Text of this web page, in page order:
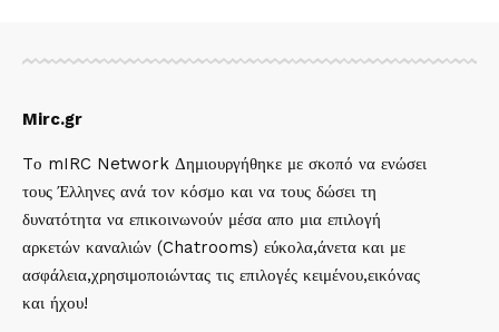
Mirc.gr
Tο mIRC Network Δημιουργήθηκε με σκοπό να ενώσει
τους Έλληνες ανά τον κόσμο και να τους δώσει τη
δυνατότητα να επικοινωνούν μέσα απο μια επιλογή
αρκετών καναλιών (Chatrooms) εύκολα,άνετα και με
ασφάλεια,χρησιμοποιώντας τις επιλογές κειμένου,εικόνας
και ήχου!